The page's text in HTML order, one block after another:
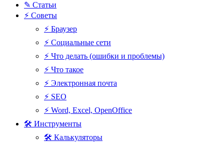
✎ Статьи
⚡ Советы
⚡ Браузер
⚡ Социальные сети
⚡ Что делать (ошибки и проблемы)
⚡ Что такое
⚡ Электронная почта
⚡ SEO
⚡ Word, Excel, OpenOffice
🛠 Инструменты
🛠 Калькуляторы